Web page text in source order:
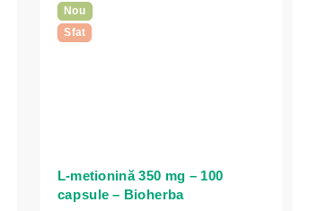
Nou
Sfat
L-metionină 350 mg – 100
capsule – Bioherba